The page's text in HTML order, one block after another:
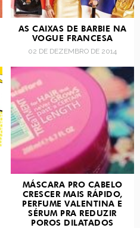
AS CAIXAS DE BARBIE NA
VOGUE FRANCESA
02 DE DEZEMBRO DE 2014
MÁSCARA PRO CABELO
CRESCER MAIS RÁPIDO,
PERFUME VALENTINA E
SÉRUM PRA REDUZIR
POROS DILATADOS